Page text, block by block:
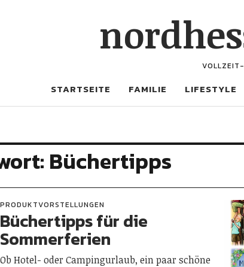
VOLLZEIT-
STARTSEITE FAMILIE LIFESTYLE
Büchertipps
PRODUKTVORSTELLUNGEN
Büchertipps für die
Sommerferien
Ob Hotel- oder Campingurlaub, ein paar schöne